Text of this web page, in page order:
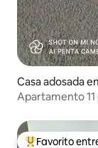
Casa adosada
Apartamento
Favorito